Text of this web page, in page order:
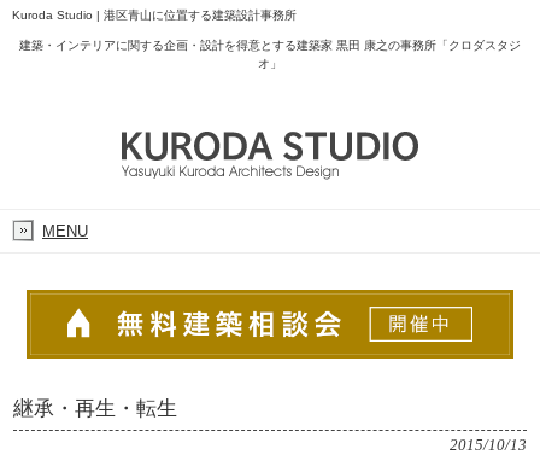
Kuroda Studio | 港区青山に位置する建築設計事務所
建築・インテリアに関する企画・設計を得意とする建築家 黒田 康之の事務所「クロダスタジ
オ」
MENU
継承・再生・転生
2015/10/13